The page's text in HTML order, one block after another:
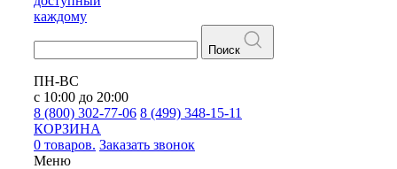
каждому
Поиск
ПН-ВС
с 10:00 до 20:00
8 (800) 302-77-06 8 (499) 348-15-11
КОРЗИНА
0 товаров. Заказать звонок
Меню